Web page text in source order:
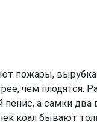
пожары,
чем плодятся.
а самки два
коал бывают